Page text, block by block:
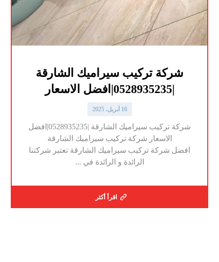
شركة تركيب سيراميك الشارقة
|0528935235|افضل الاسعار
16 أبريل، 2025
شركة تركيب سيراميك الشارقة |0528935235|افضل
الاسعار شركة تركيب سيراميك الشارقة
افضل شركة تركيب سيراميك الشارقة تعتبر شركتنا
الرائدة و الرائدة في ...
اقرأ أكثر